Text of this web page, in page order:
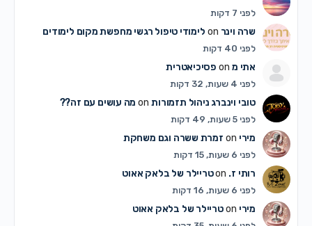
לפני 7 דקות
שרה וינרon לימודי טיפול רגשי מחפשת מקום לימודים
לפני 40 דקות
אתי מon פסיכיאטרית
לפני 4 שעות, 32 דקות
טובי וינברג ניהול תזמורותon מה עושים עם זה??
לפני 5 שעות, 49 דקות
מיריon זמרת ששרה וגם משחקת
לפני 6 שעות, 15 דקות
רותי ז.on טריילר של בלאק אאוט
לפני 6 שעות, 16 דקות
מיריon טריילר של בלאק אאוט